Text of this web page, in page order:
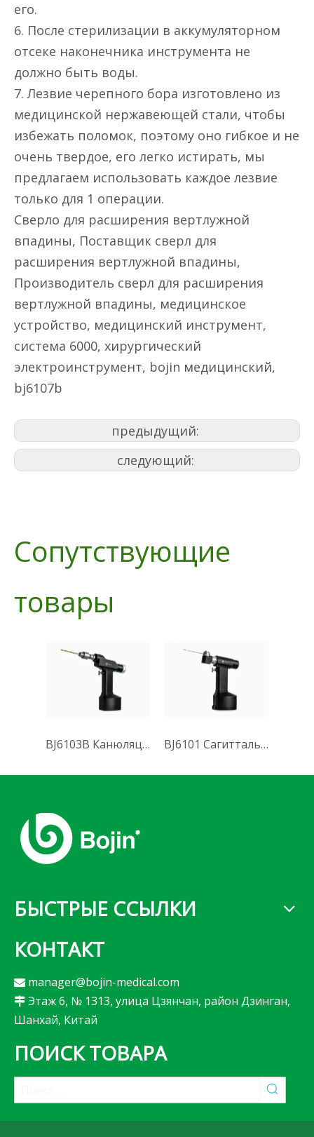
его.
6. После стерилизации в аккумуляторном
отсеке наконечника инструмента не
должно быть воды.
7. Лезвие черепного бора изготовлено из
медицинской нержавеющей стали, чтобы
избежать поломок, поэтому оно гибкое и не
очень твердое, его легко истирать, мы
предлагаем использовать каждое лезвие
только для 1 операции.
Сверло для расширения вертлужной
впадины, Поставщик сверл для
расширения вертлужной впадины,
Производитель сверл для расширения
вертлужной впадины, медицинское
устройство, медицинский инструмент,
система 6000, хирургический
электроинструмент, bojin медицинский,
bj6107b
предыдущий:
следующий:
Сопутствующие
товары
BJ6103B Канюляционная дрель (Система 6000) BJ6101 Сагиттальная пила (Система 6000)
БЫСТРЫЕ ССЫЛКИ
КОНТАКТ
 manager@bojin-medical.com
 Этаж 6, № 1313, улица Цзянчан, район Дзинган,
Шанхай, Китай
ПОИСК ТОВАРА